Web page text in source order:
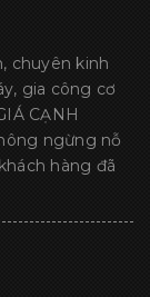
chuyên kinh
gia công cơ
CẠNH
ngừng nỗ
hàng đã